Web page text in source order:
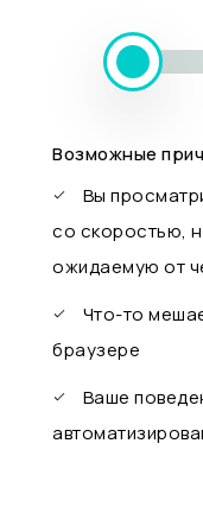
Возможные
Вы
со скоростью,
ожидаемую от
Что-то
браузере
Ваше